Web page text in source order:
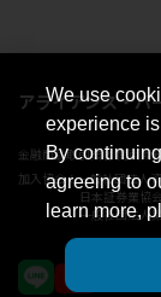
アライアンス・バ
金融商品取引業者 関東財
加入協会：一般社団法人
日本証券業協会
一般社団法人
We use
experience
By
agreeing to
learn more,